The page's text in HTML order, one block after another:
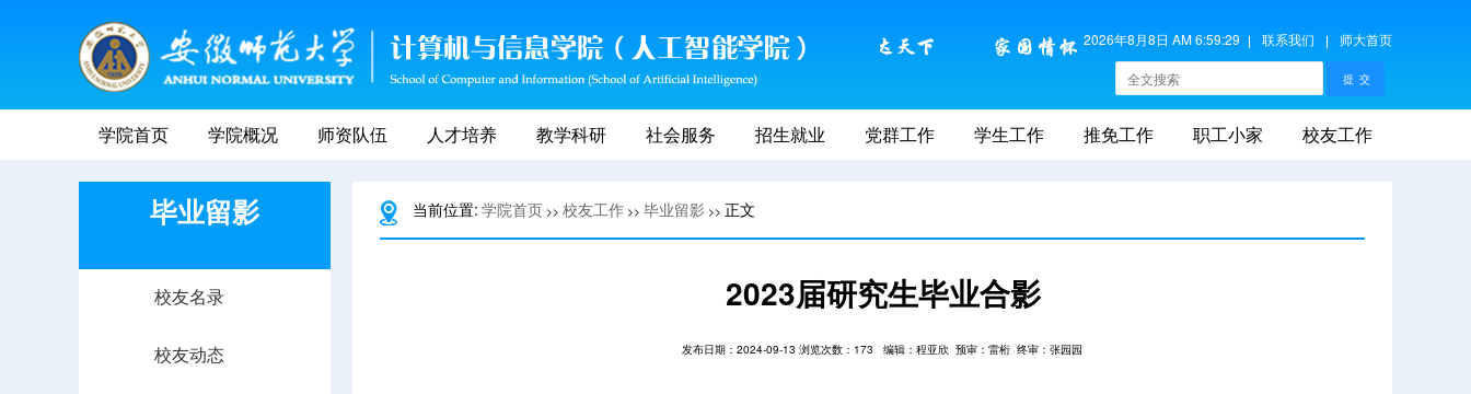
2026年8月8日 AM 6:59:29 联系我们 师大首页
学院首页 学院概况 师资队伍 人才培养 教学科研 社会服务 招生就业 党群工作 学生工作 推免工作 职工小家 校友工作
毕业留影
校友名录
校友动态
当前位置: 学院首页 >> 校友工作 >> 毕业留影 >> 正文
2023届研究生毕业合影
发布日期：2024-09-13 浏览次数： 173 编辑：程亚欣 预审：雷桁 终审：张园园